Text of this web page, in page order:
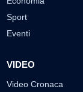
Sport
Eventi
VIDEO
Video Cronaca